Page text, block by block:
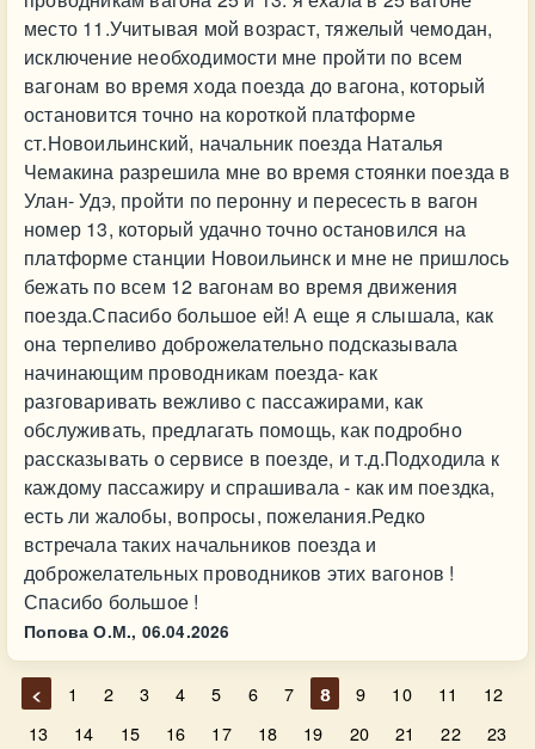
место 11.Учитывая мой возраст, тяжелый чемодан,
исключение необходимости мне пройти по всем
вагонам во время хода поезда до вагона, который
остановится точно на короткой платформе
ст.Новоильинский, начальник поезда Наталья
Чемакина разрешила мне во время стоянки поезда в
Улан- Удэ, пройти по перонну и пересесть в вагон
номер 13, который удачно точно остановился на
платформе станции Новоильинск и мне не пришлось
бежать по всем 12 вагонам во время движения
поезда.Спасибо большое ей! А еще я слышала, как
она терпеливо доброжелательно подсказывала
начинающим проводникам поезда- как
разговаривать вежливо с пассажирами, как
обслуживать, предлагать помощь, как подробно
рассказывать о сервисе в поезде, и т.д.Подходила к
каждому пассажиру и спрашивала - как им поездка,
есть ли жалобы, вопросы, пожелания.Редко
встречала таких начальников поезда и
доброжелательных проводников этих вагонов !
Спасибо большое !
Попова О.М., 06.04.2026
< 1 2 3 4 5 6 7 8 9 10 11
12
13
14 15 16 17 18 19 20 21 22
23